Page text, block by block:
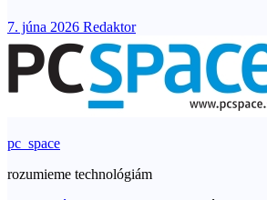
7. júna 2026 Redaktor
pc_space
rozumieme technológiám